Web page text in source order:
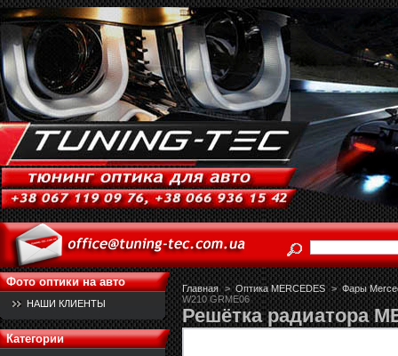
Фото оптики на авто
НАШИ КЛИЕНТЫ
Категории
Главная > Оптика MERCEDES > Фары
W210 GRME06
Решётка радиатора